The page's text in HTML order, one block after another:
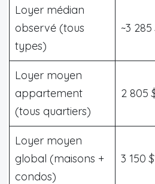
Loyer médian
observé (tous
types)
~3 285
Loyer moyen
appartement
(tous quartiers)
2 805
Loyer moyen
global (maisons +
condos)
3 150 $